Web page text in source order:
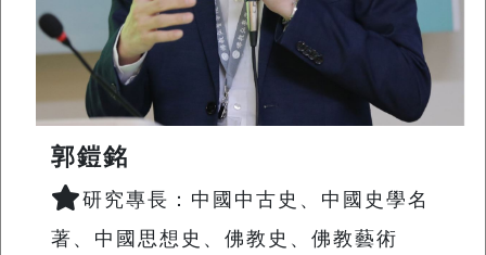
郭鎧銘
研究專長：中國中古史、中國史學名
著、中國思想史、佛教史、佛教藝術